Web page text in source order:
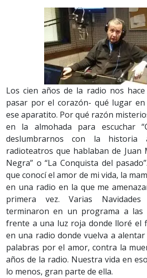
Los cien años de la radio nos
pasar por el corazón- qué lugar
ese aparatito. Por qué razón
en la almohada para escuchar
deslumbrarnos con la
radioteatros que hablaban de Juan
Negra” o “La Conquista del
que conocí el amor de mi vida, la
en una radio en la que me
primera vez. Varias
terminaron en un programa a
frente a una luz roja donde lloré el
en una radio donde vuelva a alentar
palabras por el amor, contra la
años de la radio. Nuestra vida en
lo menos, gran parte de ella.